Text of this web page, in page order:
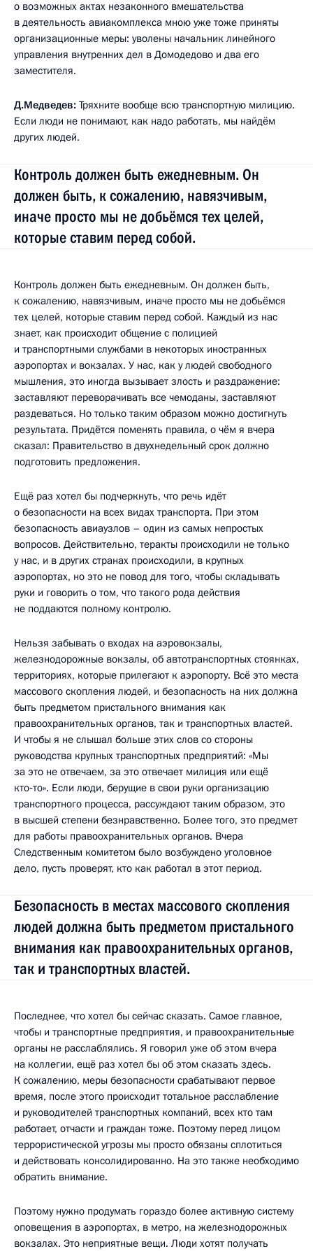
о возможных актах незаконного вмешательства
в деятельность авиакомплекса мною уже тоже приняты
организационные меры: уволены начальник линейного
управления внутренних дел в Домодедово и два его
заместителя.
Д.Медведев: Тряхните вообще всю транспортную милицию.
Если люди не понимают, как надо работать, мы найдём
других людей.
Контроль должен быть ежедневным. Он
должен быть, к сожалению, навязчивым,
иначе просто мы не добьёмся тех целей,
которые ставим перед собой.
Контроль должен быть ежедневным. Он должен быть,
к сожалению, навязчивым, иначе просто мы не добьёмся
тех целей, которые ставим перед собой. Каждый из нас
знает, как происходит общение с полицией
и транспортными службами в некоторых иностранных
аэропортах и вокзалах. У нас, как у людей свободного
мышления, это иногда вызывает злость и раздражение:
заставляют переворачивать все чемоданы, заставляют
раздеваться. Но только таким образом можно достигнуть
результата. Придётся поменять правила, о чём я вчера
сказал: Правительство в двухнедельный срок должно
подготовить предложения.
Ещё раз хотел бы подчеркнуть, что речь идёт
о безопасности на всех видах транспорта. При этом
безопасность авиаузлов – один из самых непростых
вопросов. Действительно, теракты происходили не только
у нас, и в других странах происходили, в крупных
аэропортах, но это не повод для того, чтобы складывать
руки и говорить о том, что такого рода действия
не поддаются полному контролю.
Нельзя забывать о входах на аэровокзалы,
железнодорожные вокзалы, об автотранспортных стоянках,
территориях, которые прилегают к аэропорту. Всё это места
массового скопления людей, и безопасность на них должна
быть предметом пристального внимания как
правоохранительных органов, так и транспортных властей.
И чтобы я не слышал больше этих слов со стороны
руководства крупных транспортных предприятий: «Мы
за это не отвечаем, за это отвечает милиция или ещё
кто‑то». Если люди, берущие в свои руки организацию
транспортного процесса, рассуждают таким образом, это
в высшей степени безнравственно. Более того, это предмет
для работы правоохранительных органов. Вчера
Следственным комитетом было возбуждено уголовное
дело, пусть проверят, кто как работал в этот период.
Безопасность в местах массового скопления
людей должна быть предметом пристального
внимания как правоохранительных органов,
так и транспортных властей.
Последнее, что хотел бы сейчас сказать. Самое главное,
чтобы и транспортные предприятия, и правоохранительные
органы не расслаблялись. Я говорил уже об этом вчера
на коллегии, ещё раз хотел бы об этом сказать здесь.
К сожалению, меры безопасности срабатывают первое
время, после этого происходит тотальное расслабление
и руководителей транспортных компаний, всех кто там
работает, отчасти и граждан тоже. Поэтому перед лицом
террористической угрозы мы просто обязаны сплотиться
и действовать консолидированно. На это также необходимо
обратить внимание.
Поэтому нужно продумать гораздо более активную систему
оповещения в аэропортах, в метро, на железнодорожных
вокзалах. Это неприятные вещи. Люди хотят получать